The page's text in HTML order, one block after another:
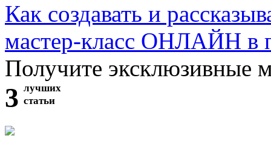
Как создавать и
мастер-класс ОНЛАЙН в
Получите эксклюзивные
3 лучших
статьи